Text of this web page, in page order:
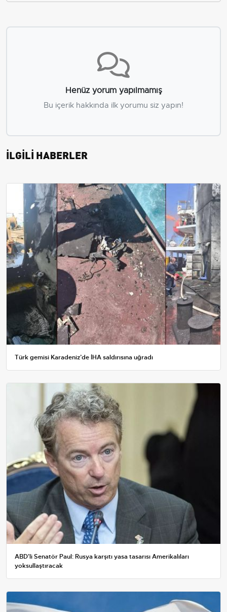
Henüz yorum yapılmamış
Bu içerik hakkında ilk yorumu siz yapın!
İLGİLİ HABERLER
Türk gemisi Karadeniz’de İHA saldırısına uğradı
ABD'li Senatör Paul: Rusya karşıtı yasa tasarısı Amerikalıları
yoksullaştıracak